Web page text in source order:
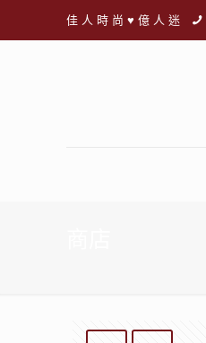
佳 人 時 尚 ♥ 億 人 迷